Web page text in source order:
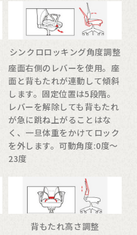
シンクロロッキング角度調整
座面右側のレバーを使用。座
面と背もたれが連動して傾斜
します。固定位置は5段階。
レバーを解除しても背もたれ
が急に跳ね上がることはな
く、一旦体重をかけてロック
を外します。可動角度:0度～
23度
背もたれ高さ調整